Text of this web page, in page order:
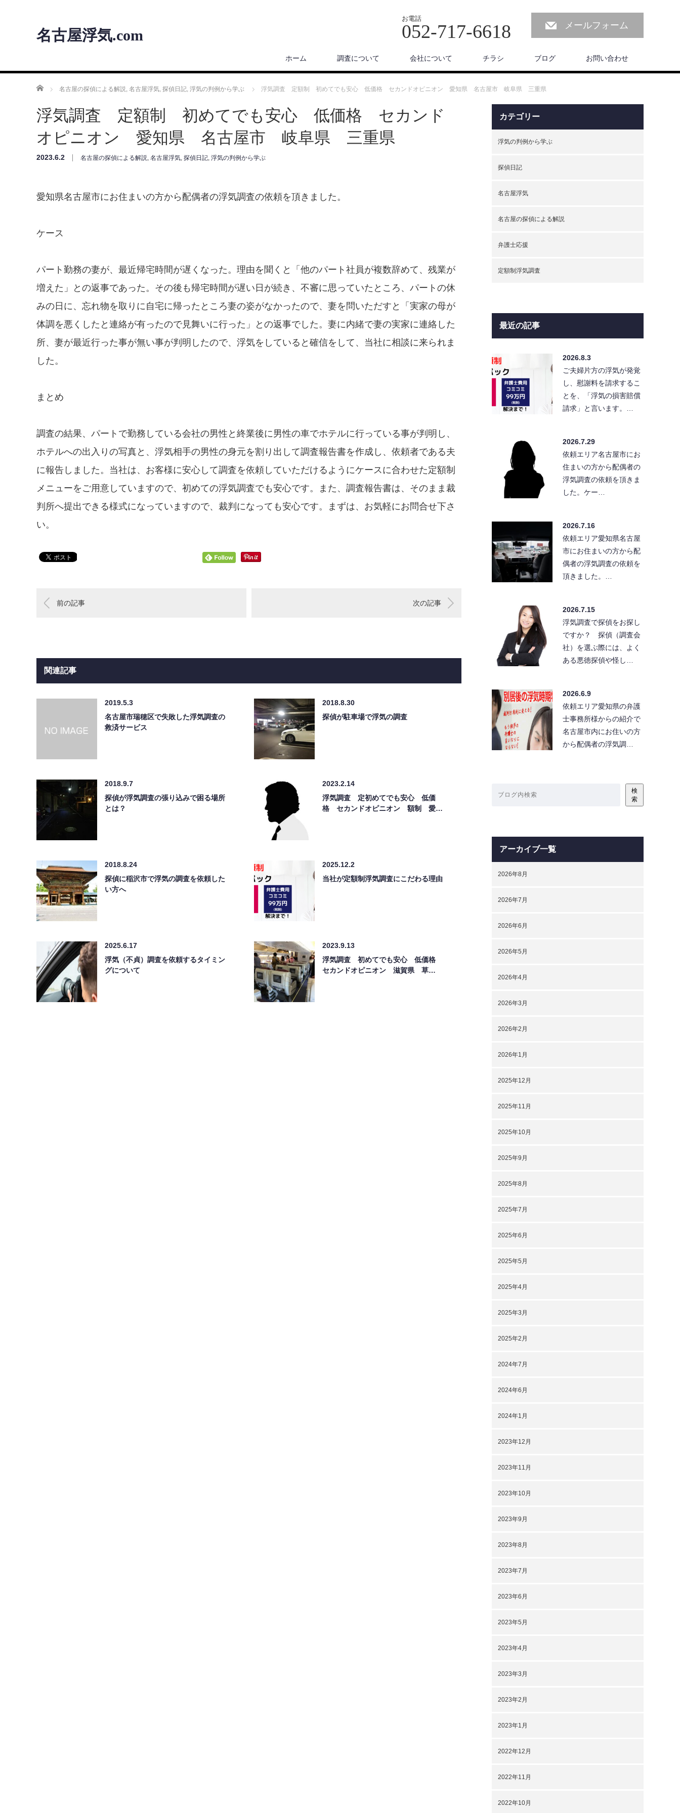
名古屋浮気.com
お電話
052-717-6618 メールフォーム
ホーム 調査について 会社について チラシ ブログ お問い合わせ
ホーム 名古屋の探偵による解説, 名古屋浮気, 探偵日記, 浮気の判例から学ぶ 浮気調査 定額制 初めてでも安心 低価格 セカンドオピニオン 愛知県 名古屋市 岐阜県 三重県
浮気調査 定額制 初めてでも安心 低価格 セカンド
オピニオン 愛知県 名古屋市 岐阜県 三重県
2023.6.2 名古屋の探偵による解説, 名古屋浮気, 探偵日記, 浮気の判例から学ぶ
愛知県名古屋市にお住まいの方から配偶者の浮気調査の依頼を頂きました。
ケース
パート勤務の妻が、最近帰宅時間が遅くなった。理由を聞くと「他のパート社員が複数辞めて、残業が
増えた」との返事であった。その後も帰宅時間が遅い日が続き、不審に思っていたところ、パートの休
みの日に、忘れ物を取りに自宅に帰ったところ妻の姿がなかったので、妻を問いただすと「実家の母が
体調を悪くしたと連絡が有ったので見舞いに行った」との返事でした。妻に内緒で妻の実家に連絡した
所、妻が最近行った事が無い事が判明したので、浮気をしていると確信をして、当社に相談に来られま
した。
まとめ
調査の結果、パートで勤務している会社の男性と終業後に男性の車でホテルに行っている事が判明し、
ホテルへの出入りの写真と、浮気相手の男性の身元を割り出して調査報告書を作成し、依頼者である夫
に報告しました。当社は、お客様に安心して調査を依頼していただけるようにケースに合わせた定額制
メニューをご用意していますので、初めての浮気調査でも安心です。また、調査報告書は、そのまま裁
判所へ提出できる様式になっていますので、裁判になっても安心です。まずは、お気軽にお問合せ下さ
い。
前の記事 次の記事
関連記事
2019.5.3
名古屋市瑞穂区で失敗した浮気調査の
救済サービス
2018.8.30
探偵が駐車場で浮気の調査
2018.9.7
探偵が浮気調査の張り込みで困る場所
とは？
2023.2.14
浮気調査 定初めてでも安心 低価
格 セカンドオピニオン 額制 愛…
2018.8.24
探偵に稲沢市で浮気の調査を依頼した
い方へ
2025.12.2
当社が定額制浮気調査にこだわる理由
2025.6.17
浮気（不貞）調査を依頼するタイミン
グについて
2023.9.13
浮気調査 初めてでも安心 低価格
セカンドオピニオン 滋賀県 草…
カテゴリー
浮気の判例から学ぶ
探偵日記
名古屋浮気
名古屋の探偵による解説
弁護士応援
定額制浮気調査
最近の記事
2026.8.3
ご夫婦片方の浮気が発覚
し、慰謝料を請求するこ
とを、「浮気の損害賠償
請求」と言います。…
2026.7.29
依頼エリア名古屋市にお
住まいの方から配偶者の
浮気調査の依頼を頂きま
した。ケー…
2026.7.16
依頼エリア愛知県名古屋
市にお住まいの方から配
偶者の浮気調査の依頼を
頂きました。…
2026.7.15
浮気調査で探偵をお探し
ですか？ 探偵（調査会
社）を選ぶ際には、よく
ある悪徳探偵や怪し…
2026.6.9
依頼エリア愛知県の弁護
士事務所様からの紹介で
名古屋市内にお住いの方
から配偶者の浮気調…
検
索
アーカイブ一覧
2026年8月
2026年7月
2026年6月
2026年5月
2026年4月
2026年3月
2026年2月
2026年1月
2025年12月
2025年11月
2025年10月
2025年9月
2025年8月
2025年7月
2025年6月
2025年5月
2025年4月
2025年3月
2025年2月
2024年7月
2024年6月
2024年1月
2023年12月
2023年11月
2023年10月
2023年9月
2023年8月
2023年7月
2023年6月
2023年5月
2023年4月
2023年3月
2023年2月
2023年1月
2022年12月
2022年11月
2022年10月